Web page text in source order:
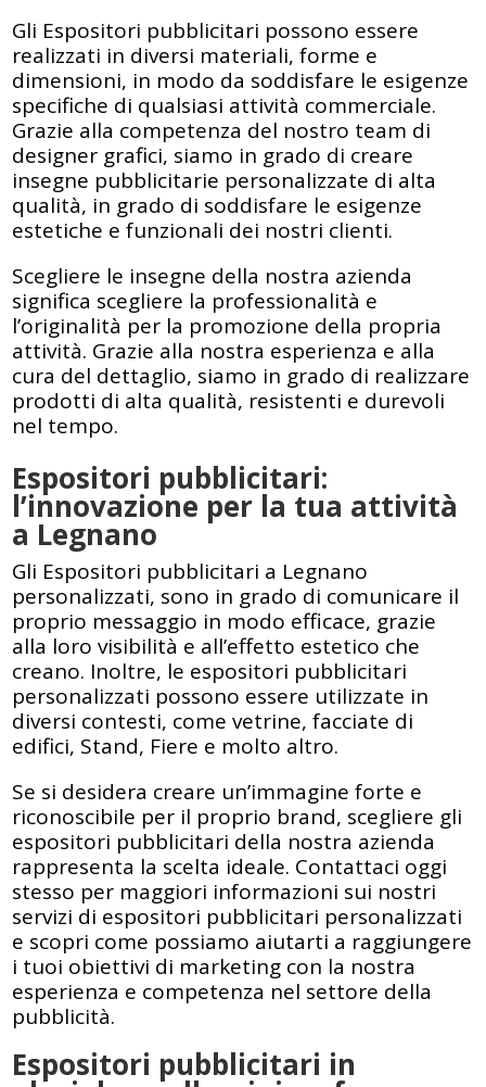
Gli Espositori pubblicitari possono essere
realizzati in diversi materiali, forme e
dimensioni, in modo da soddisfare le esigenze
specifiche di qualsiasi attività commerciale.
Grazie alla competenza del nostro team di
designer grafici, siamo in grado di creare
insegne pubblicitarie personalizzate di alta
qualità, in grado di soddisfare le esigenze
estetiche e funzionali dei nostri clienti.
Scegliere le insegne della nostra azienda
significa scegliere la professionalità e
l’originalità per la promozione della propria
attività. Grazie alla nostra esperienza e alla
cura del dettaglio, siamo in grado di realizzare
prodotti di alta qualità, resistenti e durevoli
nel tempo.
Espositori pubblicitari:
l’innovazione per la tua attività
a Legnano
Gli Espositori pubblicitari a Legnano
personalizzati, sono in grado di comunicare il
proprio messaggio in modo efficace, grazie
alla loro visibilità e all’effetto estetico che
creano. Inoltre, le espositori pubblicitari
personalizzati possono essere utilizzate in
diversi contesti, come vetrine, facciate di
edifici, Stand, Fiere e molto altro.
Se si desidera creare un’immagine forte e
riconoscibile per il proprio brand, scegliere gli
espositori pubblicitari della nostra azienda
rappresenta la scelta ideale. Contattaci oggi
stesso per maggiori informazioni sui nostri
servizi di espositori pubblicitari personalizzati
e scopri come possiamo aiutarti a raggiungere
i tuoi obiettivi di marketing con la nostra
esperienza e competenza nel settore della
pubblicità.
Espositori pubblicitari in